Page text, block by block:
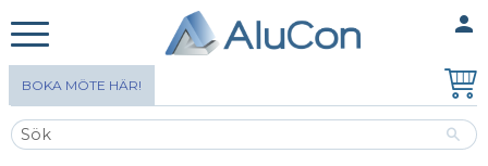
person
BOKA MÖTE HÄR!